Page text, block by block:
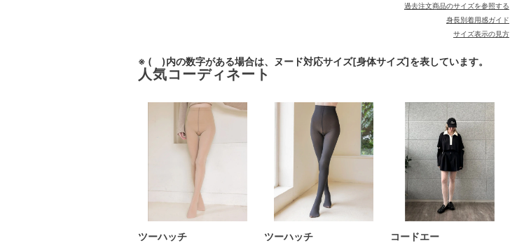
過去注文商品のサイズを参照する
身長別着用感ガイド
サイズ表示の見方
※ ( )内の数字がある場合は、ヌード対応サイズ[身体サイズ]を表しています。
人気コーディネート
ツーハッチ ツーハッチ コードエー